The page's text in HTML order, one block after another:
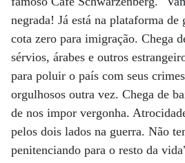
negrada! Já está na plataforma
cota zero para imigração. Chega
sérvios, árabes e outros
para poluir o país com seus
orgulhosos outra vez. Chega de
de nos impor vergonha.
pelos dois lados na guerra. Não
penitenciando para o resto da